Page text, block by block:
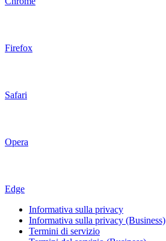
Firefox
Safari
Opera
Edge
Informativa sulla privacy
Informativa sulla privacy (Business)
Termini di servizio